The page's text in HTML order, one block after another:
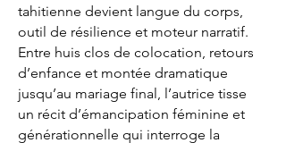
tahitienne devient langue du corps,
outil de résilience et moteur narratif.
Entre huis clos de colocation, retours
d’enfance et montée dramatique
jusqu’au mariage final, l’autrice tisse
un récit d’émancipation féminine et
générationnelle qui interroge la